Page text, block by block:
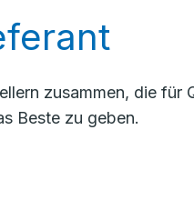
zusammen, die
Beste zu geben.